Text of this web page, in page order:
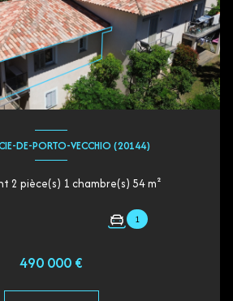
DE-PORTO-VECCHIO (20144)
Appartement 2 pièce(s) 1 chambre(s) 54 m²
1
490 000 €